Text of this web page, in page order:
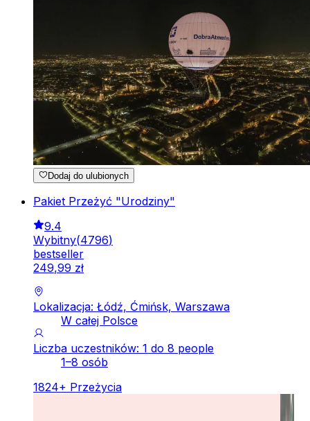
Dodaj do ulubionych
Pakiet Przeżyć "Urodziny"
9.4
Wybitny(4796)
bestseller
249,99 zł
Lokalizacja: Łódź, Ćmińsk, Warszawa
W całej Polsce
Liczba uczestników: 1 do 8 people
1–8 osób
1824+ Przeżycia